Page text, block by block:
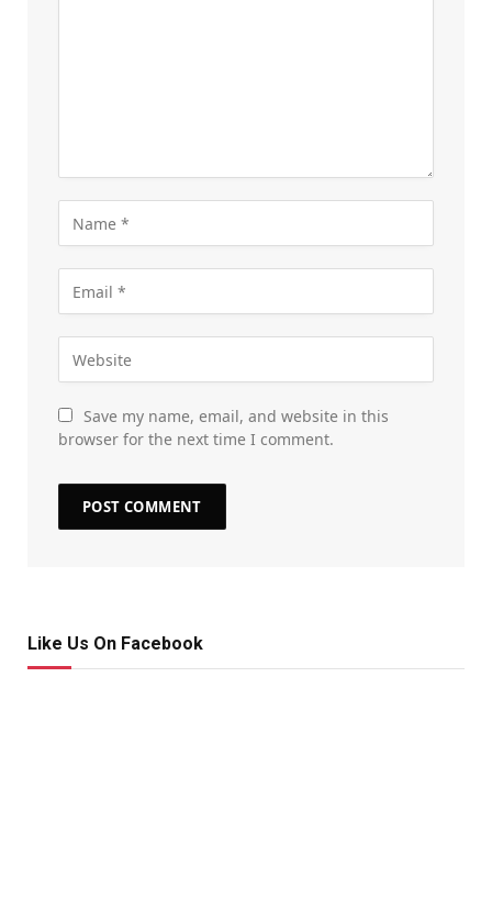
Save my name, email, and website in this
browser for the next time I comment.
Like Us On Facebook